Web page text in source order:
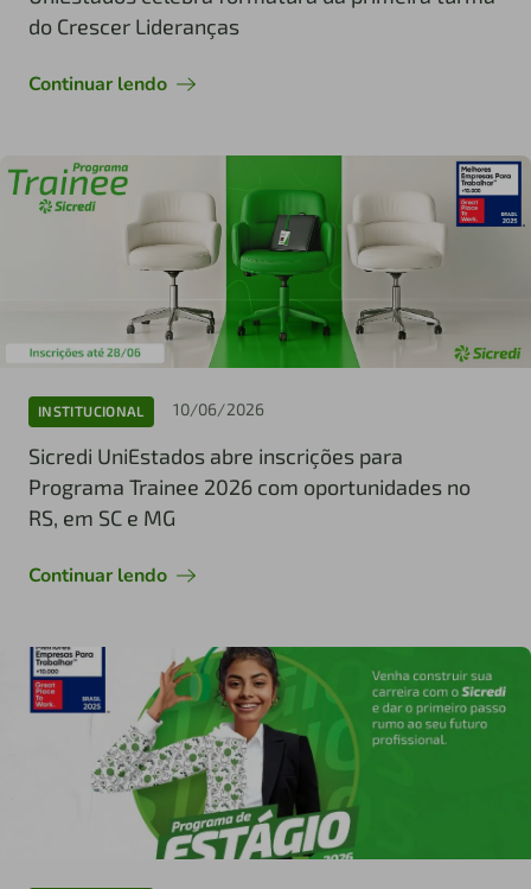
do Crescer Lideranças
Continuar lendo
INSTITUCIONAL 10/06/2026
Sicredi UniEstados abre inscrições para
Programa Trainee 2026 com oportunidades no
RS, em SC e MG
Continuar lendo